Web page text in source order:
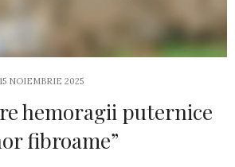
15 NOIEMBRIE 2025
hemoragii puternice
fibroame”